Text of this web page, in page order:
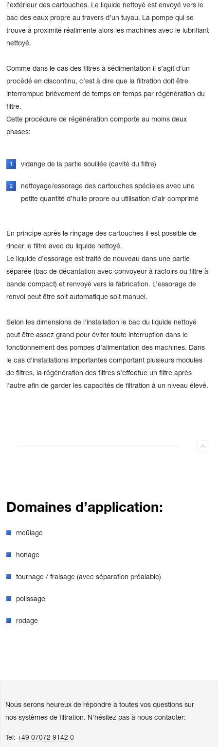
l’extérieur des cartouches. Le liquide nettoyé est envoyé vers le
bac des eaux propre au travers d’un tuyau. La pompe qui se
trouve à proximité réalimente alors les machines avec le lubrifiant
nettoyé.
Comme dans le cas des filtres à sédimentation il s’agit d’un
procédé en discontinu, c’est à dire que la filtration doit être
interrompue brièvement de temps en temps par régénération du
filtre.
Cette procédure de régénération comporte au moins deux
phases:
vidange de la partie souillée (cavité du filtre)
nettoyage/essorage des cartouches spéciales avec une
petite quantité d’huile propre ou utilisation d’air comprimé
En principe après le rinçage des cartouches il est possible de
rincer le filtre avec du liquide nettoyé.
Le liquide d’essorage est traité de nouveau dans une partie
séparée (bac de décantation avec convoyeur à racloirs ou filtre à
bande compact) et renvoyé vers la fabrication. L’essorage de
renvoi peut être soit automatique soit manuel.
Selon les dimensions de l’installation le bac du liquide nettoyé
peut être assez grand pour éviter toute interruption dans le
fonctionnement des pompes d’alimentation des machines. Dans
le cas d’installations importantes comportant plusieurs modules
de filtres, la régénération des filtres s’effectue un filtre après
l’autre afin de garder les capacités de filtration à un niveau élevé.
Domaines d’application:
meûlage
honage
tournage / fraisage (avec séparation préalable)
polissage
rodage
Nous serons heureux de répondre à toutes vos questions sur
nos systèmes de filtration. N'hésitez pas à nous contacter:
Tel: +49 07072 9142 0